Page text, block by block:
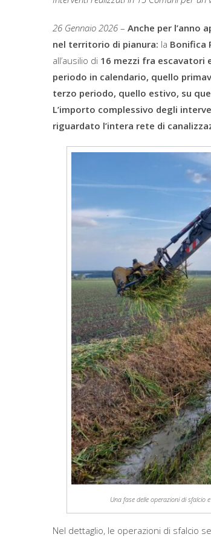
26 Gennaio 2026 – Anche per l’anno
nel territorio di pianura: la Bonifica
all’ausilio di 16 mezzi fra escavatori
periodo in calendario, quello
terzo periodo, quello estivo, su
L’importo complessivo degli
riguardato l’intera rete di
Una fase delle operazioni di sfalcio
Nel dettaglio, le operazioni di sfalcio